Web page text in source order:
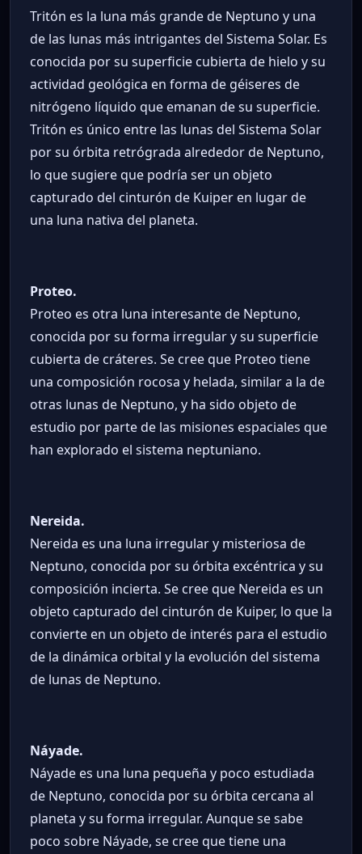
Tritón es la luna más grande de Neptuno y una
de las lunas más intrigantes del Sistema Solar. Es
conocida por su superficie cubierta de hielo y su
actividad geológica en forma de géiseres de
nitrógeno líquido que emanan de su superficie.
Tritón es único entre las lunas del Sistema Solar
por su órbita retrógrada alrededor de Neptuno,
lo que sugiere que podría ser un objeto
capturado del cinturón de Kuiper en lugar de
una luna nativa del planeta.
Proteo.
Proteo es otra luna interesante de Neptuno,
conocida por su forma irregular y su superficie
cubierta de cráteres. Se cree que Proteo tiene
una composición rocosa y helada, similar a la de
otras lunas de Neptuno, y ha sido objeto de
estudio por parte de las misiones espaciales que
han explorado el sistema neptuniano.
Nereida.
Nereida es una luna irregular y misteriosa de
Neptuno, conocida por su órbita excéntrica y su
composición incierta. Se cree que Nereida es un
objeto capturado del cinturón de Kuiper, lo que la
convierte en un objeto de interés para el estudio
de la dinámica orbital y la evolución del sistema
de lunas de Neptuno.
Náyade.
Náyade es una luna pequeña y poco estudiada
de Neptuno, conocida por su órbita cercana al
planeta y su forma irregular. Aunque se sabe
poco sobre Náyade, se cree que tiene una